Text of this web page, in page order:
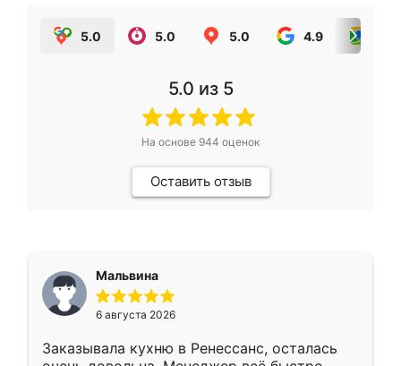
5.0 5.0 5.0 4.9
5.0 из 5
На основе 944 оценок
Оставить отзыв
Мальвина
6 августа 2026
Заказывала кухню в Ренессанс, осталась